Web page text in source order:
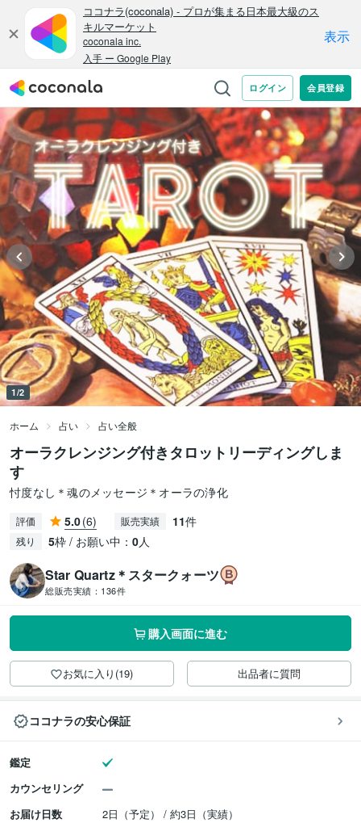
1/2
ホーム 占い 占い全般
オーラクレンジング付きタロットリーディングしま
す
忖度なし＊魂のメッセージ＊オーラの浄化
評価 5.0(6) 販売実績 11件
残り 5枠 / お願い中： 0人
Star Quartz＊スタークォーツ
総販売実績： 136件
購入画面に進む
お気に入り(19) 出品者に質問
ココナラの安心保証
鑑定
カウンセリング
お届け日数
2日（予定） / 約3日（実績）